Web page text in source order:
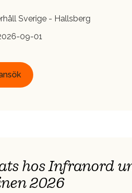
Sverige - Hallsberg
09-01
hos Infranord
2026